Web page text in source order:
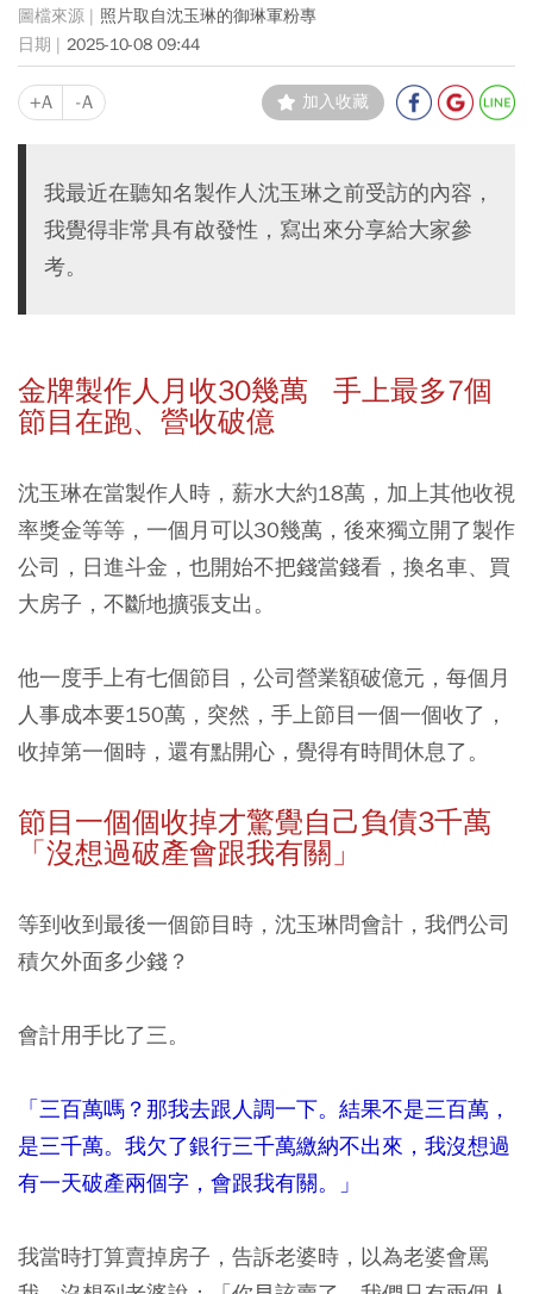
照片取自沈玉琳的御琳軍粉專
2025-10-08 09:44
+A -A 加入收藏
我最近在聽知名製作人沈玉琳之前受訪的內容，
我覺得非常具有啟發性，寫出來分享給大家參
考。
金牌製作人月收30幾萬 手上最多7個
節目在跑、營收破億
沈玉琳在當製作人時，薪水大約18萬，加上其他收視
率獎金等等，一個月可以30幾萬，後來獨立開了製作
公司，日進斗金，也開始不把錢當錢看，換名車、買
大房子，不斷地擴張支出。
他一度手上有七個節目，公司營業額破億元，每個月
人事成本要150萬，突然，手上節目一個一個收了，
收掉第一個時，還有點開心，覺得有時間休息了。
節目一個個收掉才驚覺自己負債3千萬
「沒想過破產會跟我有關」
等到收到最後一個節目時，沈玉琳問會計，我們公司
積欠外面多少錢？
會計用手比了三。
「三百萬嗎？那我去跟人調一下。結果不是三百萬，
是三千萬。我欠了銀行三千萬繳納不出來，我沒想過
有一天破產兩個字，會跟我有關。」
我當時打算賣掉房子，告訴老婆時，以為老婆會罵